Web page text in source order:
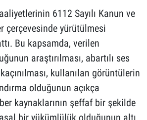
6112 Sayılı Kanun ve
çerçevesinde yürütülmesi
Bu kapsamda, verilen
araştırılması, abartılı ses
kullanılan görüntülerin
olduğunun açıkça
kaynaklarının şeffaf bir şekilde
bir yükümlülük olduğunun altı